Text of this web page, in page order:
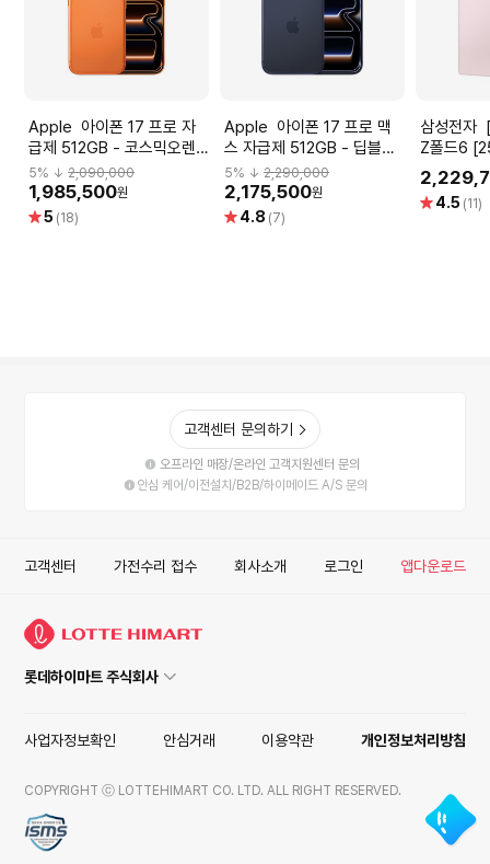
Apple 아이폰 17 프로 자
급제 512GB - 코스믹오렌
지 [MG8M4KH/A]
5% ↓ 2,090,000
1,985,500원
별5 (18)
Apple 아이폰 17 프로 맥
스 자급제 512GB - 딥블루
[MFYU4KH/A]
5% ↓2,290,000
2,175,500원
별 4.8 (7)
삼성전자 [자급제] 갤럭시
Z폴드6
[SM-
별 4.5 (11)
고객센터 문의하기
오프라인 매장/온라인 고객지원센터 문의
안심 케어/이전설치/B2B/하이메이드 A/S 문의
고객센터 가전수리 접수 회사소개 로그인 앱다운로드
롯데하이마트 주식회사
사업자정보확인 안심거래 이용약관 개인정보처리방침
COPYRIGHT ⓒ LOTTEHIMART CO. LTD. ALL RIGHT RESERVED.
ISMS